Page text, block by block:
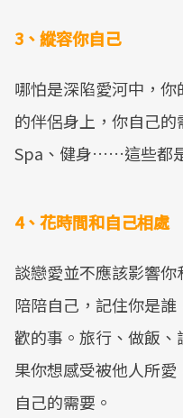
3、縱容你自己
哪怕是深陷愛河中，
的伴侶身上，你自己的
Spa、健身……這些都
4、花時間和自己相處
談戀愛並不應該影響
陪陪自己，記住你是
歡的事。旅行、做飯
果你想感受被他人所
自己的需要。